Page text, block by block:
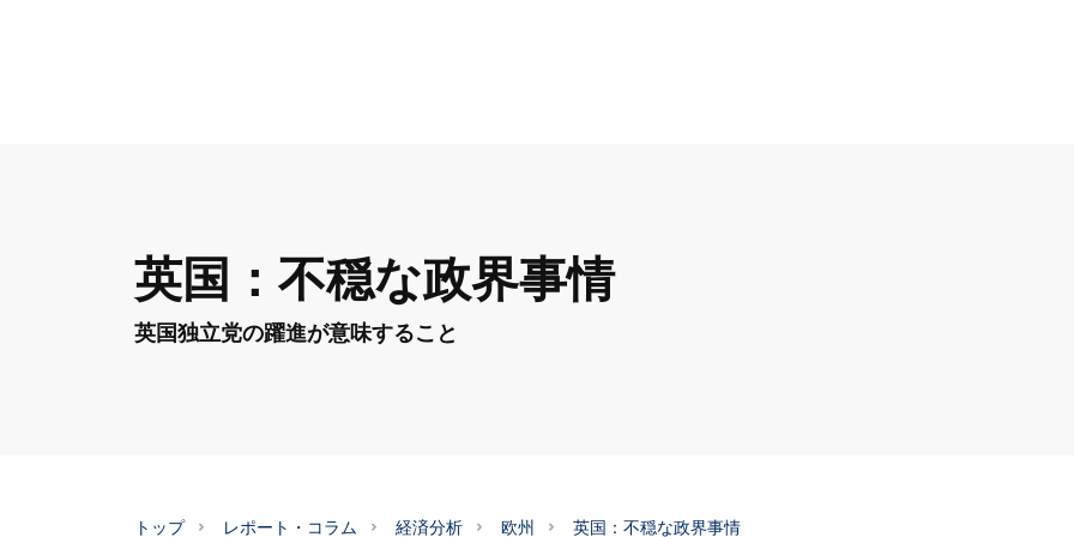
英国：不穏な政界事情
英国独立党の躍進が意味すること
トップ レポート・コラム 経済分析 欧州 英国：不穏な政界事情